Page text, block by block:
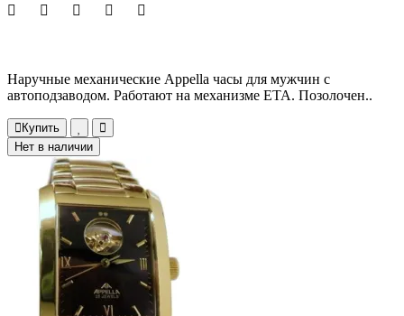
Наручные механические Appella часы для мужчин с
автоподзаводом. Работают на механизме ETA. Позолочен..
Купить
Нет в наличии